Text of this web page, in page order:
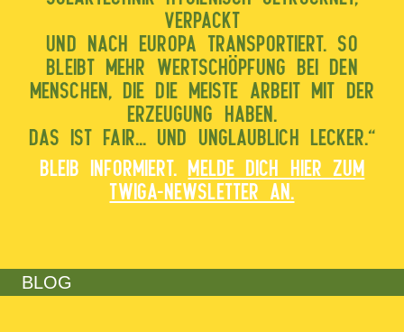
VERPACKT
UND NACH EUROPA TRANSPORTIERT. SO
BLEIBT MEHR WERTSCHÖPFUNG BEI DEN
MENSCHEN, DIE DIE MEISTE ARBEIT MIT DER
ERZEUGUNG HABEN.
DAS IST FAIR... UND UNGLAUBLICH LECKER.“
BLEIB INFORMIERT.MELDE DICH HIER ZUM
TWIGA-NEWSLETTER AN.
BLOG